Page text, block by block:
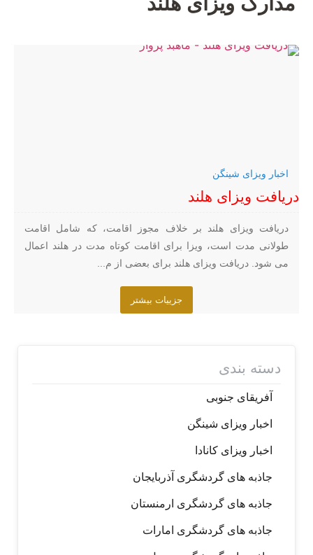
اخبار ویزای شینگن
دریافت ویزای هلند
دریافت ویزای هلند بر خلاف مجوز اقامت، که شامل اقامت
طولانی مدت است، ویزا برای اقامت کوتاه مدت در هلند اعمال
می شود. دریافت ویزای هلند برای بعضی از م...
جزییات بیشتر
دسته بندی
آفریقای جنوبی
اخبار ویزای شینگن
اخبار ویزای کانادا
جاذبه های گردشگری آذربایجان
جاذبه های گردشگری ارمنستان
جاذبه های گردشگری امارات